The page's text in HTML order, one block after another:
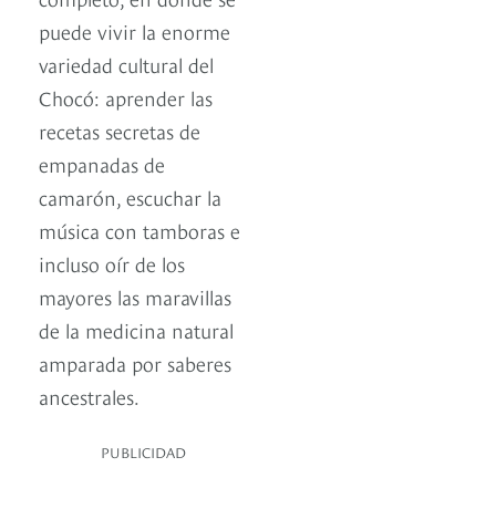
puede vivir la enorme
variedad cultural del
Chocó: aprender las
recetas secretas de
empanadas de
camarón, escuchar la
música con tamboras e
incluso oír de los
mayores las maravillas
de la medicina natural
amparada por saberes
ancestrales.
PUBLICIDAD